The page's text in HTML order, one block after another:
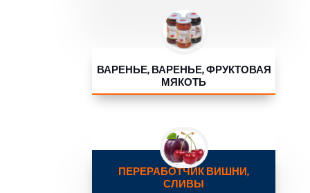
ВАРЕНЬЕ, ВАРЕНЬЕ, ФРУКТОВАЯ
МЯКОТЬ
ПЕРЕРАБОТЧИК ВИШНИ,
СЛИВЫ